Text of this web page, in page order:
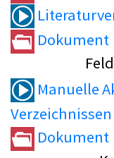
Dokument
Manuelle
Dokument